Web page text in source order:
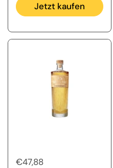
Jetzt kaufen
Regulärer Preis
€47,88